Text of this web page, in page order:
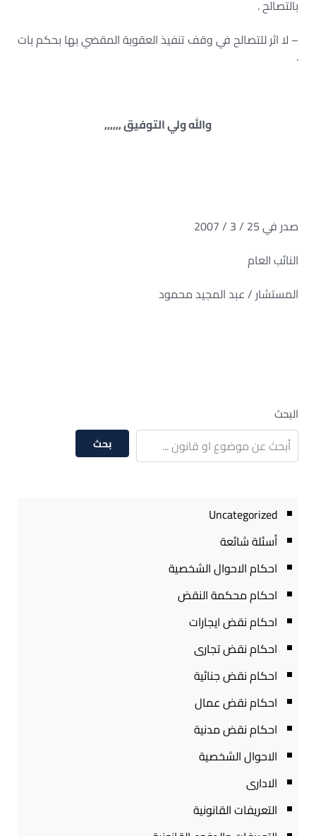
بالتصالح .
– لا اثر للتصالح في وقف تنفيذ العقوبة المقضي بها بحكم بات
.
والله ولي التوفيق ,,,,,,
صدر في 25 / 3 / 2007
النائب العام
المستشار / عبد المجيد محمود
البحث
بحث
Uncategorized
أسئلة شائعة
احكام الاحوال الشخصية
احكام محكمة النقض
احكام نقض ايجارات
احكام نقض تجارى
احكام نقض جنائية
احكام نقض عمال
احكام نقض مدنية
الاحوال الشخصية
الادارى
التعريفات القانونية